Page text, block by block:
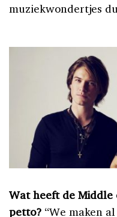
muziekwondertjes
Wat heeft de
petto?“We maken